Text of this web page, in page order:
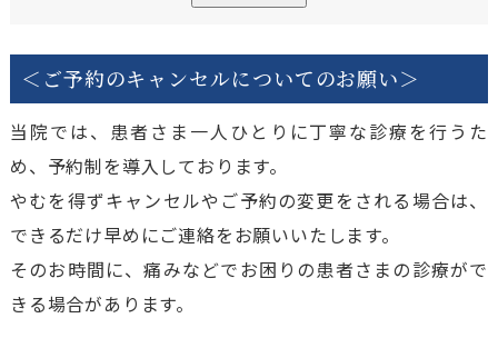
＜ご予約のキャンセルについてのお願い＞
当院では、患者さま一人ひとりに丁寧な診療を行うた
め、予約制を導入しております。
やむを得ずキャンセルやご予約の変更をされる場合は、
できるだけ早めにご連絡をお願いいたします。
そのお時間に、痛みなどでお困りの患者さまの診療がで
きる場合があります。